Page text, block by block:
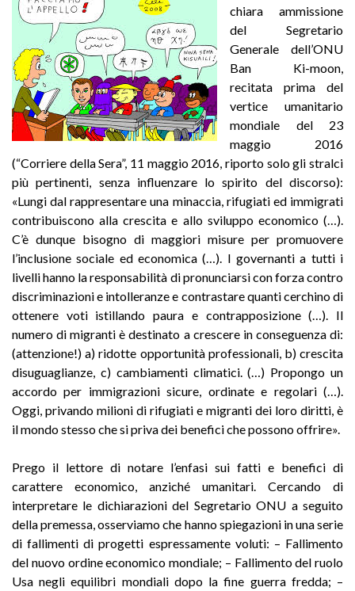
chiara ammissione
del Segretario
Generale dell’ONU
Ban Ki-moon,
recitata prima del
vertice umanitario
mondiale del 23
maggio 2016
(“Corriere della Sera”, 11 maggio 2016, riporto solo gli stralci
più pertinenti, senza influenzare lo spirito del discorso):
«Lungi dal rappresentare una minaccia, rifugiati ed immigrati
contribuiscono alla crescita e allo sviluppo economico (…).
C’è dunque bisogno di maggiori misure per promuovere
l’inclusione sociale ed economica (…). I governanti a tutti i
livelli hanno la responsabilità di pronunciarsi con forza contro
discriminazioni e intolleranze e contrastare quanti cerchino di
ottenere voti istillando paura e contrapposizione (…). Il
numero di migranti è destinato a crescere in conseguenza di:
(attenzione!) a) ridotte opportunità professionali, b) crescita
disuguaglianze, c) cambiamenti climatici. (…) Propongo un
accordo per immigrazioni sicure, ordinate e regolari (…).
Oggi, privando milioni di rifugiati e migranti dei loro diritti, è
il mondo stesso che si priva dei benefici che possono offrire».
Prego il lettore di notare l’enfasi sui fatti e benefici di
carattere economico, anziché umanitari. Cercando di
interpretare le dichiarazioni del Segretario ONU a seguito
della premessa, osserviamo che hanno spiegazioni in una serie
di fallimenti di progetti espressamente voluti: – Fallimento
del nuovo ordine economico mondiale; – Fallimento del ruolo
Usa negli equilibri mondiali dopo la fine guerra fredda; –